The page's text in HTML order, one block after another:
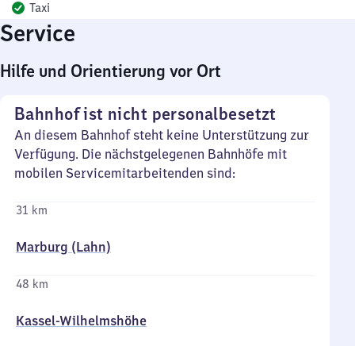
Taxi
Service
Hilfe und Orientierung vor Ort
Bahnhof ist nicht personalbesetzt
An diesem Bahnhof steht keine Unterstützung zur
Verfügung. Die nächstgelegenen Bahnhöfe mit
mobilen Servicemitarbeitenden sind:
31 km
Marburg (Lahn)
48 km
Kassel-Wilhelmshöhe